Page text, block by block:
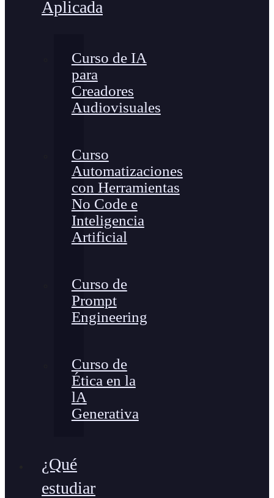
Aplicada
Curso de IA
para
Creadores
Audiovisuales
Curso
Automatizaciones
con Herramientas
No Code e
Inteligencia
Artificial
Curso de
Prompt
Engineering
Curso de
Ética en la
lA
Generativa
¿Qué
estudiar